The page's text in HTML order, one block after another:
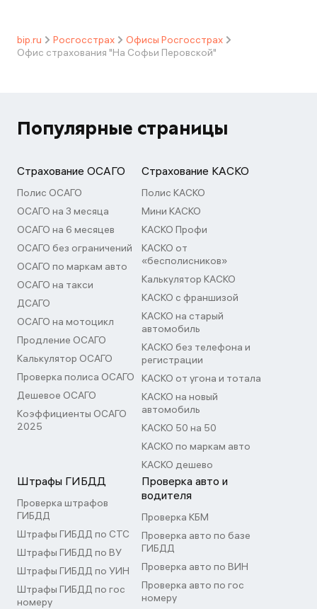
bip.ru Росгосстрах
Офисы Росгосстрах
Офис страхования "На Софьи Перовской"
Популярные страницы
Страхование ОСАГО
Полис ОСАГО
ОСАГО на 3 месяца
ОСАГО на 6 месяцев
ОСАГО без ограничений
ОСАГО по маркам авто
ОСАГО на такси
ДСАГО
ОСАГО на мотоцикл
Продление ОСАГО
Калькулятор ОСАГО
Проверка полиса ОСАГО
Дешевое ОСАГО
Коэффициенты ОСАГО
2025
Страхование КАСКО
Полис КАСКО
Мини КАСКО
КАСКО Профи
КАСКО от
«бесполисников»
Калькулятор КАСКО
КАСКО с франшизой
КАСКО на старый
автомобиль
КАСКО без телефона и
регистрации
КАСКО от угона и тотала
КАСКО на новый
автомобиль
КАСКО 50 на 50
КАСКО по маркам авто
КАСКО дешево
Штрафы ГИБДД
Проверка штрафов
ГИБДД
Штрафы ГИБДД по СТС
Штрафы ГИБДД по ВУ
Штрафы ГИБДД по УИН
Штрафы ГИБДД по гос
номеру
Проверка авто и
водителя
Проверка КБМ
Проверка авто по базе
ГИБДД
Проверка авто по ВИН
Проверка авто по гос
номеру